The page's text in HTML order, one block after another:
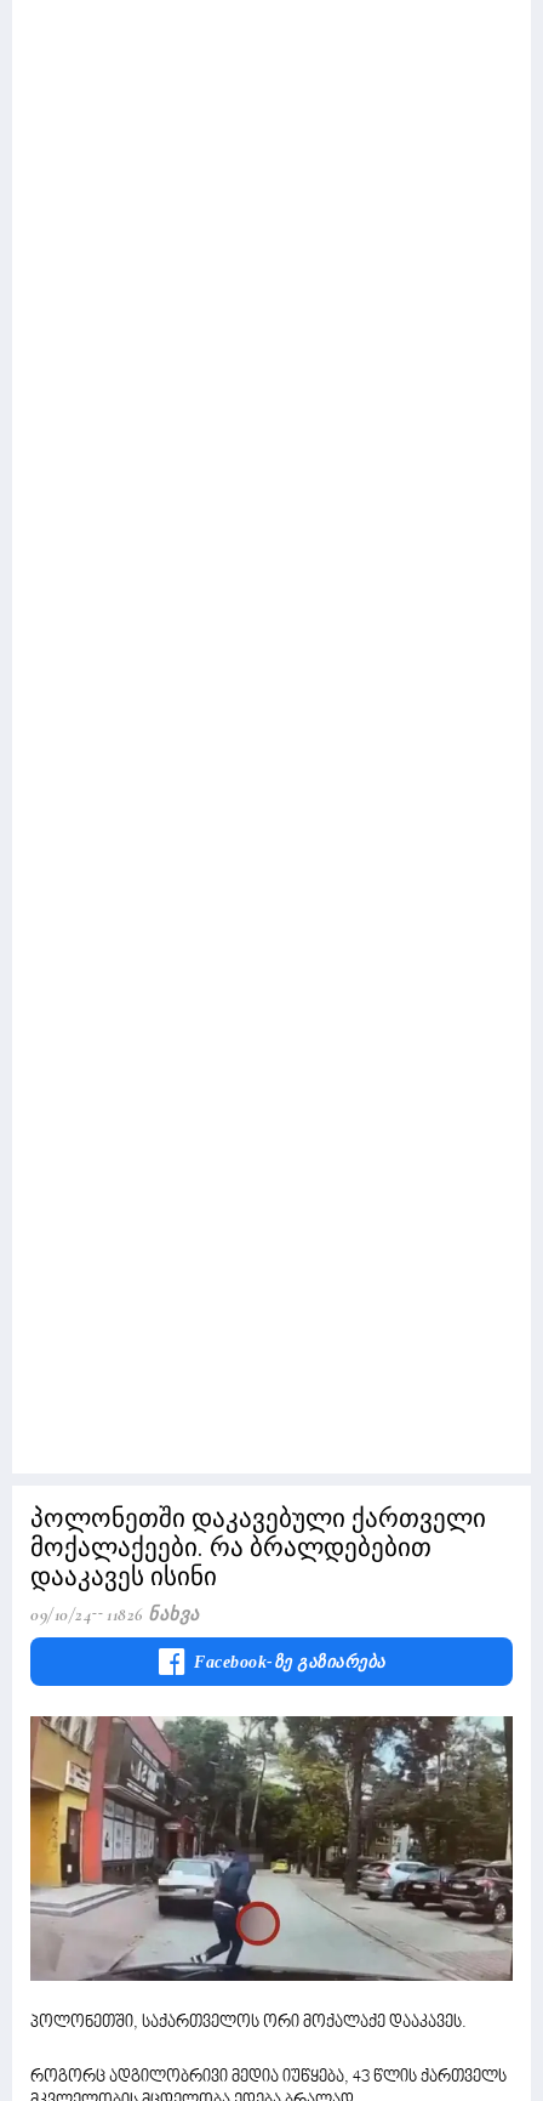
პოლონეთში დაკავებული ქართველი
მოქალაქეები. რა ბრალდებებით
დააკავეს ისინი
09/10/24 11826 Ნახვა
Facebook-Ზე Გაზიარება
პოლონეთში, საქართველოს ორი მოქალაქე დააკავეს.
როგორც ადგილობრივი მედია იუწყება, 43 წლის ქართველს